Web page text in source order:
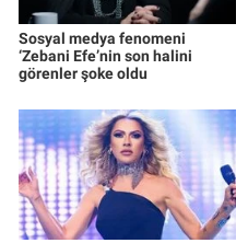
Sosyal medya fenomeni
‘Zebani Efe’nin son halini
görenler şoke oldu